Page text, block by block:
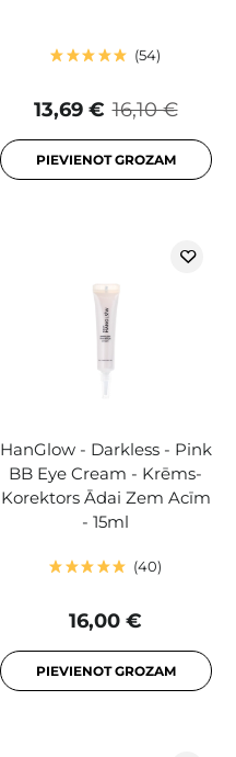
54
16,10 €
13,69 €
PIEVIENOT GROZAM
HanGlow - Darkless - Pink
BB Eye Cream - Krēms-
Korektors Ādai Zem Acīm
- 15ml
40
16,00 €
PIEVIENOT GROZAM